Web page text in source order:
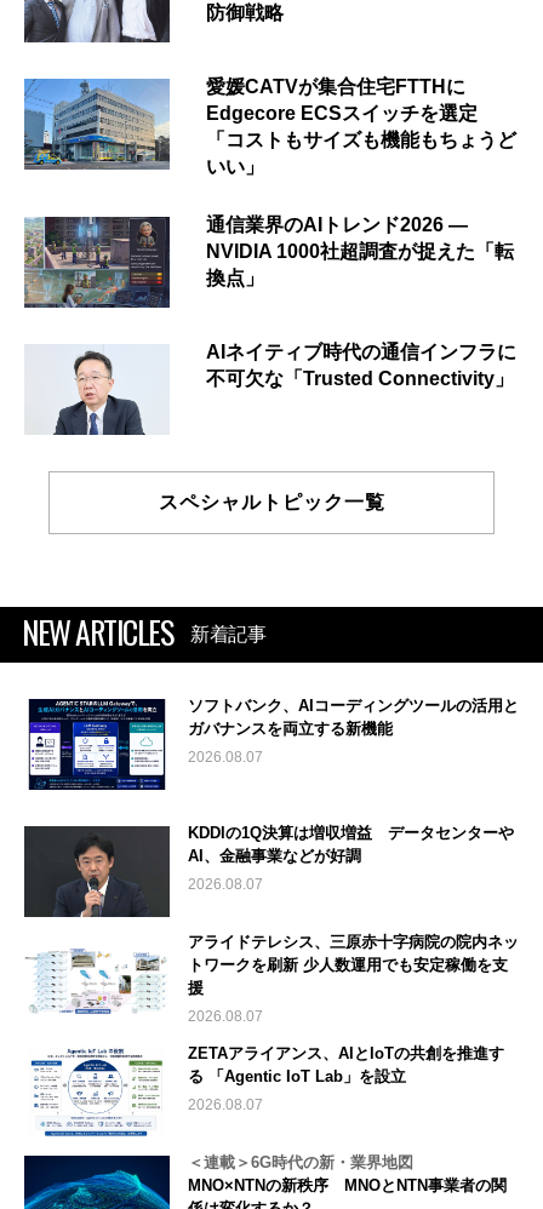
防御戦略
愛媛CATVが集合住宅FTTHに
Edgecore ECSスイッチを選定
「コストもサイズも機能もちょうど
いい」
通信業界のAIトレンド2026 ―
NVIDIA 1000社超調査が捉えた「転
換点」
AIネイティブ時代の通信インフラに
不可欠な「Trusted Connectivity」
スペシャルトピック一覧
NEW ARTICLES 新着記事
ソフトバンク、AIコーディングツールの活用と
ガバナンスを両立する新機能
2026.08.07
KDDIの1Q決算は増収増益 データセンターや
AI、金融事業などが好調
2026.08.07
アライドテレシス、三原赤十字病院の院内ネッ
トワークを刷新 少人数運用でも安定稼働を支
援
2026.08.07
ZETAアライアンス、AIとIoTの共創を推進す
る 「Agentic IoT Lab」を設立
2026.08.07
＜連載＞6G時代の新・業界地図
MNO×NTNの新秩序 MNOとNTN事業者の関